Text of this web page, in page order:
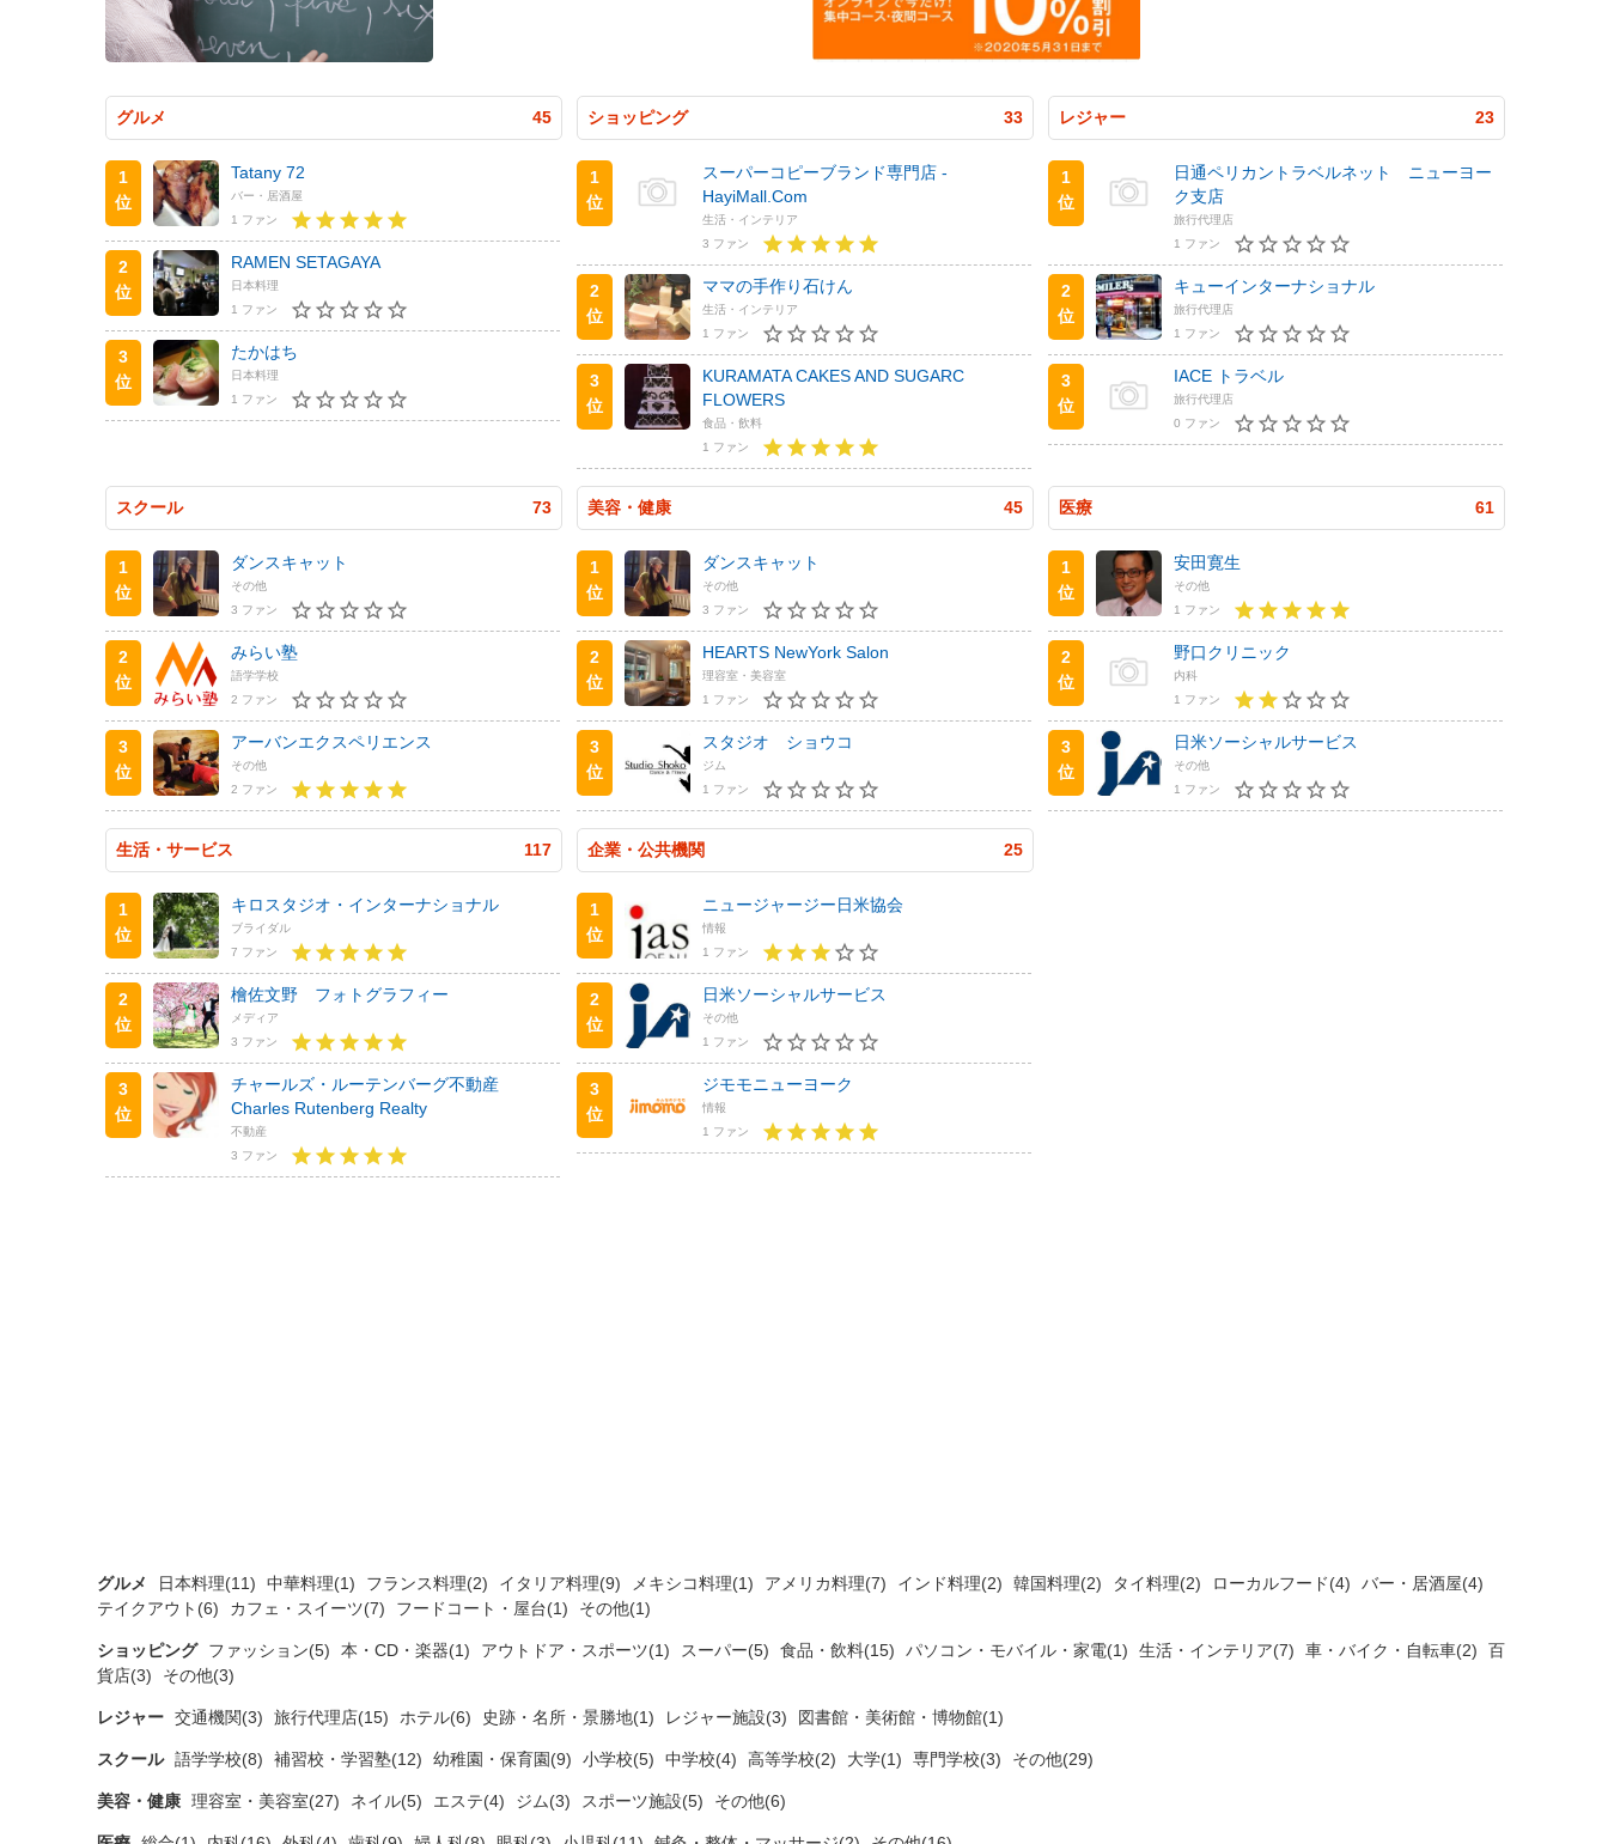
グルメ 45
1
位
Tatany 72
バー・居酒屋
1 ファン
2
位
RAMEN SETAGAYA
日本料理
1 ファン
3
位
たかはち
日本料理
1 ファン
ショッピング 33
1
位
スーパーコピーブランド専門店 -
HayiMall.Com
生活・インテリア
3 ファン
2
位
ママの手作り石けん
生活・インテリア
1 ファン
3
位
KURAMATA CAKES AND SUGARC
FLOWERS
食品・飲料
1 ファン
レジャー 23
1
位
日通ペリカントラベルネット ニューヨー
ク支店
旅行代理店
1 ファン
2
位
キューインターナショナル
旅行代理店
1 ファン
3
位
IACE トラベル
旅行代理店
0 ファン
スクール 73
1
位
ダンスキャット
その他
3 ファン
2
位
みらい塾
語学学校
2 ファン
3
位
アーバンエクスペリエンス
その他
2 ファン
美容・健康 45
1
位
ダンスキャット
その他
3 ファン
2
位
HEARTS NewYork Salon
理容室・美容室
1 ファン
3
位
スタジオ ショウコ
ジム
1 ファン
医療 61
1
位
安田寛生
その他
1 ファン
2
位
野口クリニック
内科
1 ファン
3
位
日米ソーシャルサービス
その他
1 ファン
生活・サービス 117
1
位
キロスタジオ・インターナショナル
ブライダル
7 ファン
2
位
檜佐文野 フォトグラフィー
メディア
3 ファン
3
位
チャールズ・ルーテンバーグ不動産
Charles Rutenberg Realty
不動産
3 ファン
企業・公共機関 25
1
位
ニュージャージー日米協会
情報
1 ファン
2
位
日米ソーシャルサービス
その他
1 ファン
3
位
ジモモニューヨーク
情報
1 ファン
グルメ 日本料理(11) 中華料理(1) フランス料理(2) イタリア料理(9) メキシコ料理(1) アメリカ料理(7) インド料理(2) 韓国料理(2) タイ料理(2) ローカルフード(4)
バー・居酒屋(4)
テイクアウト(6)
カフェ・スイーツ(7) フードコート・屋台(1) その他(1)
ショッピング ファッション(5) 本・CD・楽器(1) アウトドア・スポーツ(1) スーパー(5) 食品・飲料(15) パソコン・モバイル・家電(1) 生活・インテリア(7) 車・バイク・自転車(2)
百
貨店(3)
その他(3)
レジャー 交通機関(3) 旅行代理店(15) ホテル(6) 史跡・名所・景勝地(1) レジャー施設(3) 図書館・美術館・博物館(1)
スクール 語学学校(8) 補習校・学習塾(12) 幼稚園・保育園(9) 小学校(5) 中学校(4) 高等学校(2) 大学(1) 専門学校(3) その他(29)
美容・健康 理容室・美容室(27) ネイル(5) エステ(4) ジム(3) スポーツ施設(5) その他(6)